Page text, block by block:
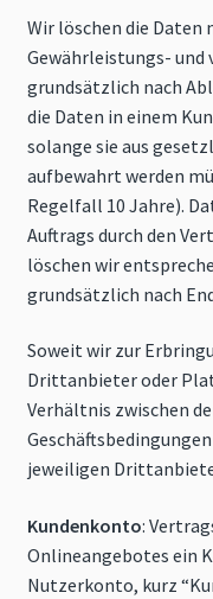
Wir löschen die Daten
Gewährleistungs- und
grundsätzlich nach
die Daten in einem
solange sie aus
aufbewahrt werden
Regelfall 10 Jahre).
Auftrags durch den
löschen wir
grundsätzlich nach
Soweit wir zur
Drittanbieter oder
Verhältnis zwischen
jeweiligen
Kundenkonto:
Onlineangebotes ein
Nutzerkonto, kurz